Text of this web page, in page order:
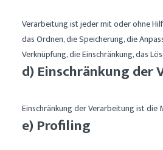
Verarbeitung ist jeder mit oder ohne
das Ordnen, die Speicherung, die
Verknüpfung, die Einschränkung, das
d) Einschränkung der
Einschränkung der Verarbeitung ist
e) Profiling